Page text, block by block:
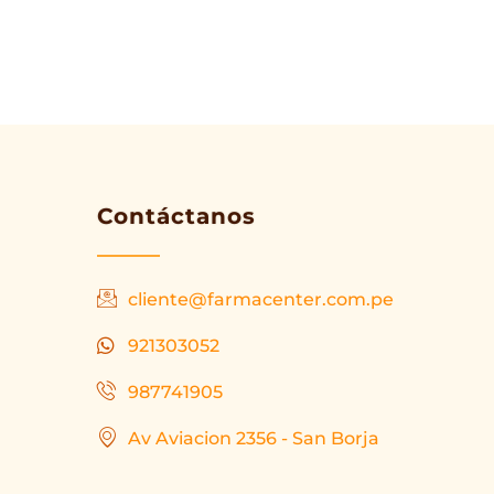
Contáctanos
cliente@farmacenter.com.pe
921303052
987741905
Av Aviacion 2356 - San Borja